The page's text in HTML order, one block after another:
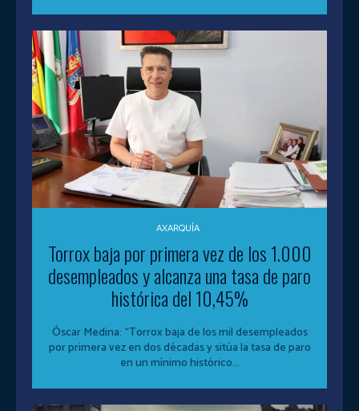
AXARQUÍA
Torrox baja por primera vez de los 1.000
desempleados y alcanza una tasa de paro
histórica del 10,45%
Óscar Medina: “Torrox baja de los mil desempleados
por primera vez en dos décadas y sitúa la tasa de paro
en un mínimo histórico...